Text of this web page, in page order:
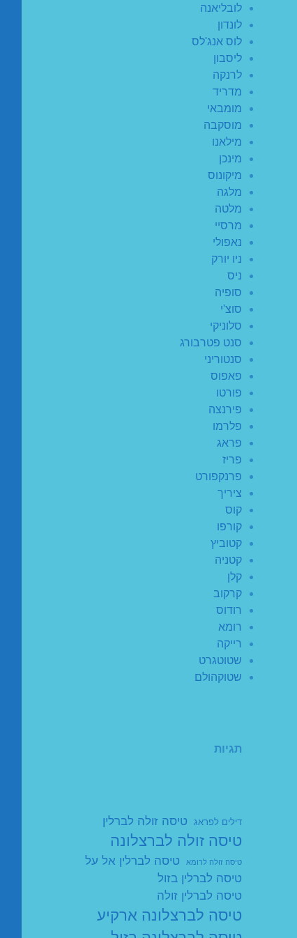
לובליאנה
לונדון
לוס אנג'לס
ליסבון
לרנקה
מדריד
מומבאי
מוסקבה
מילאנו
מינכן
מיקונוס
מלגה
מלטה
מרסיי
נאפולי
ניו יורק
ניס
סופיה
סוצ'י
סלוניקי
סנט פטרבורג
סנטוריני
פאפוס
פורטו
פירנצה
פלרמו
פראג
פריז
פרנקפורט
ציריך
קוס
קורפו
קטוביץ
קטניה
קלן
קרקוב
רודוס
רומא
רייקה
שטוטגרט
שטוקהולם
תגיות
דילים לפראג טיסה זולה לברלין
טיסה זולה לברצלונה
טיסה זולה לרומא
טיסה לברלין אל על
טיסה לברלין בזול
טיסה לברלין זולה
טיסה לברצלונה ארקיע